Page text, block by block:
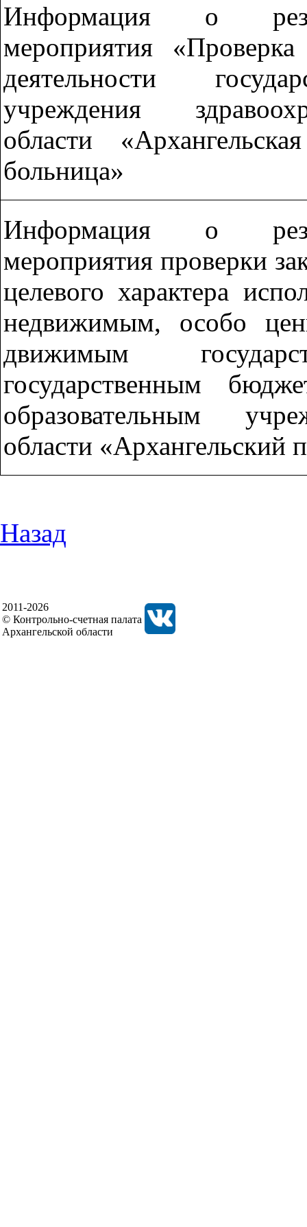
Информация о
мероприятия «Проверка
деятельности
учреждения
области
больница»
Информация о
мероприятия проверки
целевого характера
недвижимым, особо
движимым
государственным
образовательным
области «Архангельский
Назад
2011-2026
© Контрольно-счетная палата
Архангельской области